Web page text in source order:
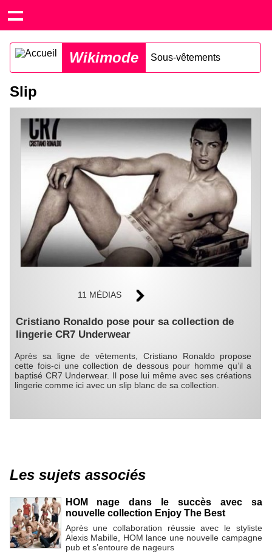
Wikimode Sous-vêtements
Slip
11 MÉDIAS
Cristiano Ronaldo pose pour sa collection de
lingerie CR7 Underwear
Après sa ligne de vêtements, Cristiano Ronaldo propose
cette fois-ci une collection de dessous pour homme qu’il a
baptisé CR7 Underwear. Il pose lui même avec ses créations
lingerie comme ici avec un slip blanc de sa collection.
Les sujets associés
HOM nage dans le succès avec sa
nouvelle collection Enjoy The Best
Après une collaboration réussie avec le styliste
Alexis Mabille, HOM lance une nouvelle campagne
pub et s’entoure de nageurs